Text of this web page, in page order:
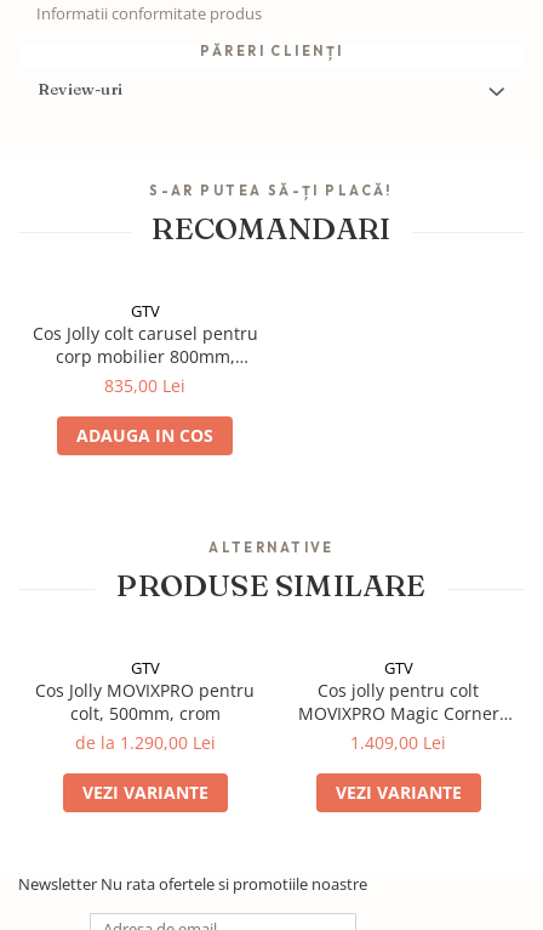
Informatii conformitate produs
PĂRERI CLIENȚI
Review-uri
S-AR PUTEA SĂ-ȚI PLACĂ!
RECOMANDARI
GTV
Cos Jolly colt carusel pentru
corp mobilier 800mm,
deschidere stanga, crom
835,00 Lei
ADAUGA IN COS
ALTERNATIVE
PRODUSE SIMILARE
GTV
Cos Jolly MOVIXPRO pentru
colt, 500mm, crom
de la 1.290,00 Lei
VEZI VARIANTE
GTV
Cos jolly pentru colt
MOVIXPRO Magic Corner
450mm, antracit
1.409,00 Lei
VEZI VARIANTE
Newsletter Nu rata ofertele si promotiile noastre